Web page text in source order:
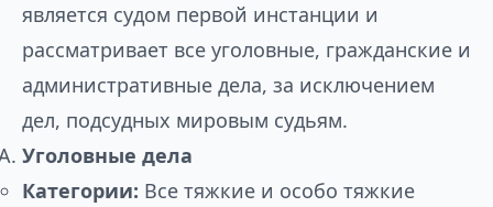
является судом первой инстанции и
рассматривает все уголовные, гражданские и
административные дела, за исключением
дел, подсудных мировым судьям.
Уголовные дела
Категории: Все тяжкие и особо тяжкие